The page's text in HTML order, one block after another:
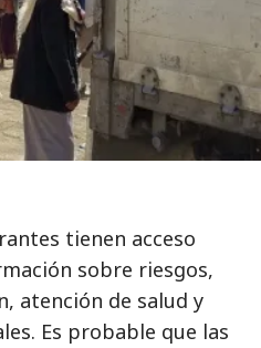
tienen acceso
sobre riesgos,
atención de salud y
Es probable que las